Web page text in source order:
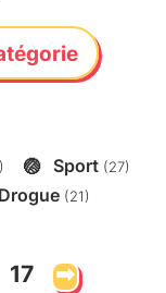
🏐 Sport (27)
Drogue (21)
17 ➡